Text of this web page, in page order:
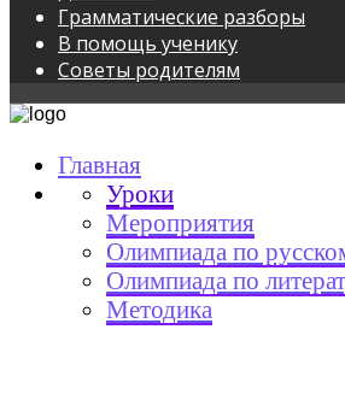
Грамматические разборы
В помощь ученику
Советы родителям
Главная
Уроки
Мероприятия
Олимпиада по
Олимпиада по
Методика